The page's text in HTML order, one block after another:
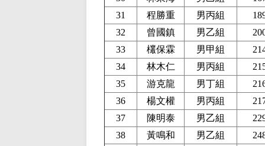
31
程勝重 男丙組
32
曾國鎮 男乙組
33
欉保霖 男甲組
34
林木仁 男丙組
35
游克龍 男丁組
36
楊文權 男丙組
37
陳明泰 男乙組
38
黃鳴和 男乙組